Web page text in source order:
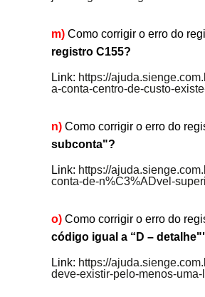
m) Como corrigir o erro do
registro C155?
Link: https://
a-conta-centro-de-custo-
n) Como corrigir o erro do
subconta"?
Link: https://
conta-de-n%C3%ADvel-
o) Como corrigir o erro do
código igual a “D –
Link: https://
deve-existir-pelo-menos-